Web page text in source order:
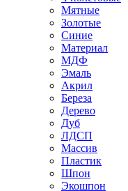
Мятные
Золотые
Синие
Материал
МДФ
Эмаль
Акрил
Береза
Дерево
Дуб
ЛДСП
Массив
Пластик
Шпон
Экошпон